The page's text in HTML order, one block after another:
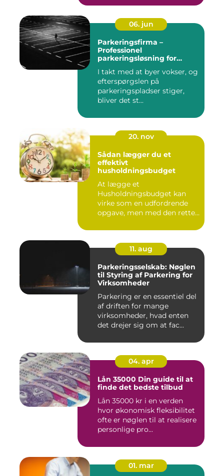
06. jun
Parkeringsfirma –
Professionel
parkeringsløsning for
I takt med at byer vokser, og
efterspørgslen på
parkeringspladser stiger,
bliver det st...
20. nov
Sådan lægger du et
effektivt
husholdningsbudget
At lægge et
Husholdningsbudget kan
virke som en udfordrende
opgave, men med den rette
11. aug
Parkeringsselskab: Nøglen
til Styring af Parkering for
Virksomheder
Parkering er en essentiel del
af driften for mange
virksomheder, hvad enten
det drejer sig om at fac...
04. apr
Lån 35000 Din guide til at
finde det bedste tilbud
Lån 35000 kr i en verden
hvor økonomisk fleksibilitet
ofte er nøglen til at realisere
personlige pro...
01. mar